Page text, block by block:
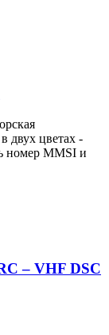
двух цветах -
номер MMSI и
– VHF DSC